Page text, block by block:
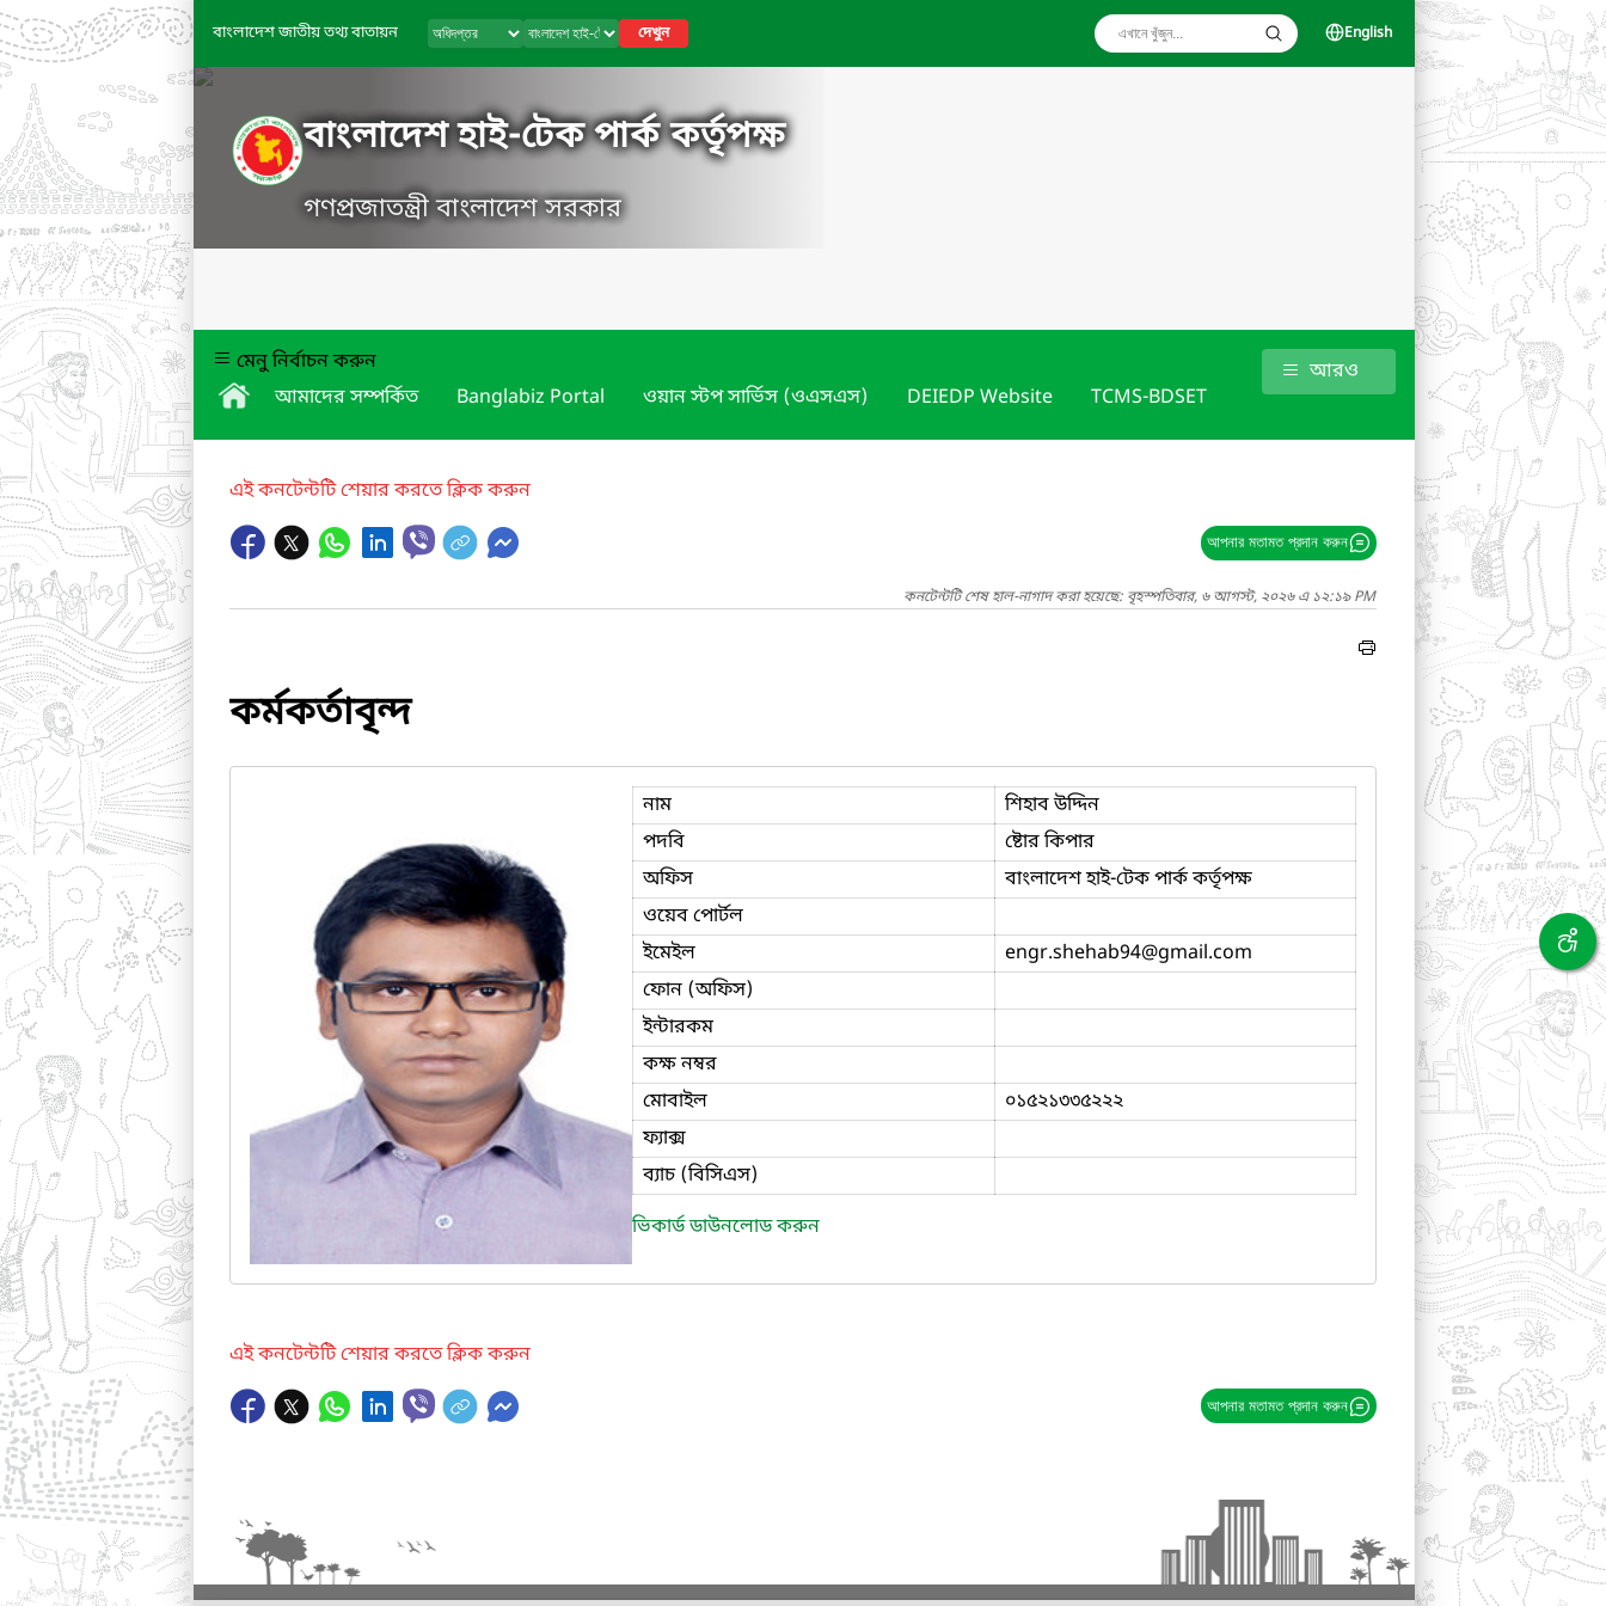
বাংলাদেশ জাতীয় তথ্য বাতায়ন দেখুন English
বাংলাদেশ হাই-টেক পার্ক কর্তৃপক্ষ
গণপ্রজাতন্ত্রী বাংলাদেশ সরকার
মেনু নির্বাচন করুন
আমাদের সম্পর্কিত
Banglabiz Portal ওয়ান স্টপ সার্ভিস (ওএসএস) DEIEDP Website TCMS-BDSET
আরও
এই কনটেন্টটি শেয়ার করতে ক্লিক করুন
আপনার মতামত প্রদান করুন
কনটেন্টটি শেষ হাল-নাগাদ করা হয়েছে: বৃহস্পতিবার, ৬ আগস্ট, ২০২৬ এ ১২:১৯ PM
কর্মকর্তাবৃন্দ
নাম
শিহাব উদ্দিন
পদবি
ষ্টোর কিপার
অফিস
বাংলাদেশ হাই-টেক পার্ক কর্তৃপক্ষ
ওয়েব পোর্টল
ইমেইল
engr.shehab94@gmail.com
ফোন (অফিস)
ইন্টারকম
কক্ষ নম্বর
মোবাইল
০১৫২১৩৩৫২২২
ফ্যাক্স
ব্যাচ (বিসিএস)
ভিকার্ড ডাউনলোড করুন
এই কনটেন্টটি শেয়ার করতে ক্লিক করুন
আপনার মতামত প্রদান করুন